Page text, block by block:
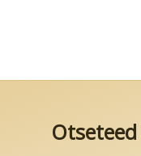
Otseteed